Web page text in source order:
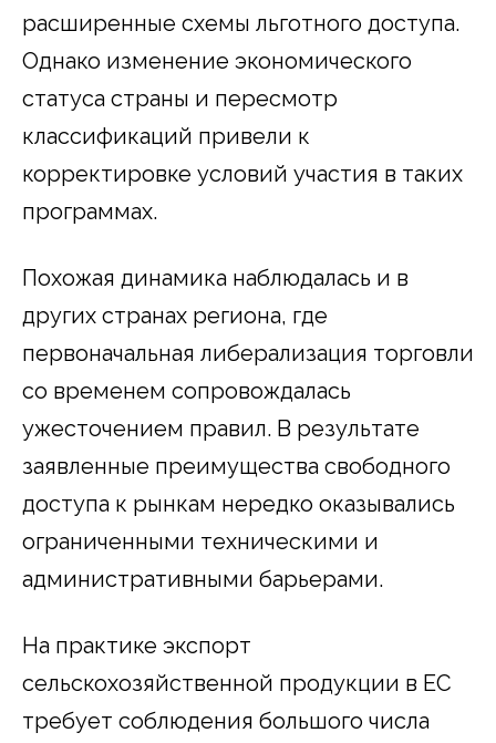
расширенные схемы льготного доступа.
Однако изменение экономического
статуса страны и пересмотр
классификаций привели к
корректировке условий участия в таких
программах.
Похожая динамика наблюдалась и в
других странах региона, где
первоначальная либерализация торговли
со временем сопровождалась
ужесточением правил. В результате
заявленные преимущества свободного
доступа к рынкам нередко оказывались
ограниченными техническими и
административными барьерами.
На практике экспорт
сельскохозяйственной продукции в ЕС
требует соблюдения большого числа